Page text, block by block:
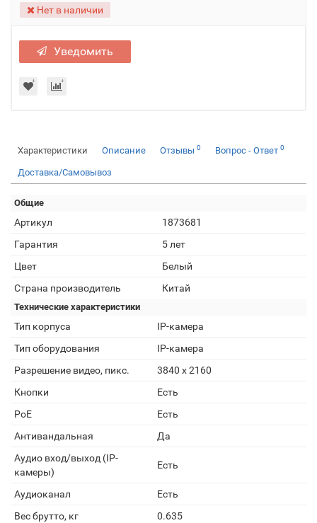
Нет в наличии
Уведомить
Характеристики Описание Отзывы 0 Вопрос - Ответ 0
Доставка/Самовывоз
Общие
Артикул
1873681
Гарантия
5 лет
Цвет
Белый
Страна производитель
Китай
Технические характеристики
Тип корпуса
IP-камера
Тип оборудования
IP-камера
Разрешение видео, пикс.
3840 x 2160
Кнопки
Есть
PoE
Есть
Антивандальная
Да
Аудио вход/выход (IP-
камеры)
Есть
Аудиоканал
Есть
Вес брутто, кг
0.635